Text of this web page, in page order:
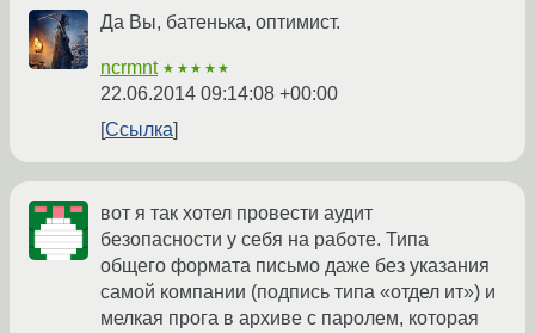
Да Вы, батенька, оптимист.
ncrmnt ★★★★★
22.06.2014 09:14:08 +00:00
Ссылка
вот я так хотел провести аудит
безопасности у себя на работе. Типа
общего формата письмо даже без указания
самой компании (подпись типа «отдел ит») и
мелкая прога в архиве с паролем, которая